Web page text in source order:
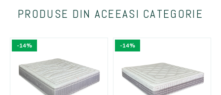
PRODUSE DIN ACEEASI CATEGORIE
-14% -14%